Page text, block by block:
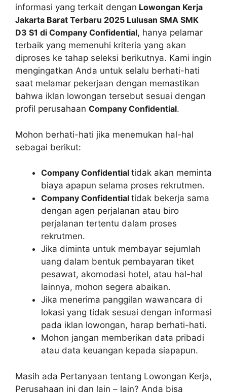
informasi yang terkait dengan Lowongan Kerja
Jakarta Barat Terbaru 2025 Lulusan SMA SMK
D3 S1 di Company Confidential, hanya pelamar
terbaik yang memenuhi kriteria yang akan
diproses ke tahap seleksi berikutnya. Kami ingin
mengingatkan Anda untuk selalu berhati-hati
saat melamar pekerjaan dengan memastikan
bahwa iklan lowongan tersebut sesuai dengan
profil perusahaan Company Confidential.
Mohon berhati-hati jika menemukan hal-hal
sebagai berikut:
Company Confidential tidak akan meminta
biaya apapun selama proses rekrutmen.
Company Confidential tidak bekerja sama
dengan agen perjalanan atau biro
perjalanan tertentu dalam proses
rekrutmen.
Jika diminta untuk membayar sejumlah
uang dalam bentuk pembayaran tiket
pesawat, akomodasi hotel, atau hal-hal
lainnya, mohon segera abaikan.
Jika menerima panggilan wawancara di
lokasi yang tidak sesuai dengan informasi
pada iklan lowongan, harap berhati-hati.
Mohon jangan memberikan data pribadi
atau data keuangan kepada siapapun.
Masih ada Pertanyaan tentang Lowongan Kerja,
Perusahaan ini dan lain – lain? Anda bisa